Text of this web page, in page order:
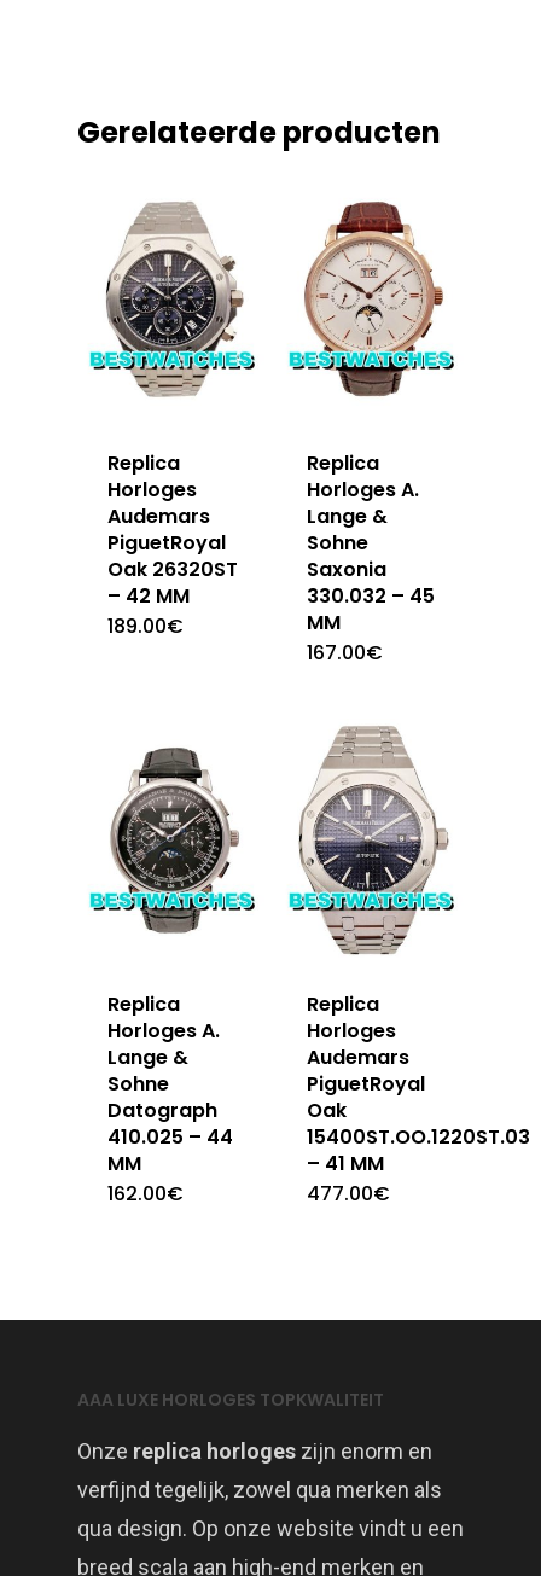
Gerelateerde producten
Replica
Horloges
Audemars
PiguetRoyal
Oak 26320ST
– 42 MM
189.00€
Replica
Horloges A.
Lange &
Sohne
Saxonia
330.032 – 45
MM
167.00€
Replica
Horloges A.
Lange &
Sohne
Datograph
410.025 – 44
MM
162.00€
Replica
Horloges
Audemars
PiguetRoyal
Oak
15400ST.OO.1220ST.03
– 41 MM
477.00€
AAA LUXE HORLOGES TOPKWALITEIT
Onze replica horloges zijn enorm en
verfijnd tegelijk, zowel qua merken als
qua design. Op onze website vindt u een
breed scala aan high-end merken en